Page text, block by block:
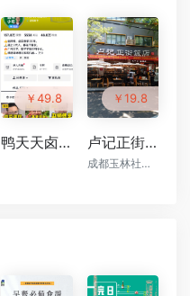
￥49.8
鸭天天卤味 原价6800的卤货系列配方技术 高清视频教程（全套56.4G）
￥19.8
卢记正街饭店（52套）视频教程
成都玉林社区的川湘菜餐厅，是米其林、黑珍珠双料餐厅